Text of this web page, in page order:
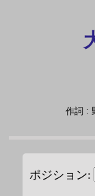
作詞 :
ポジション: